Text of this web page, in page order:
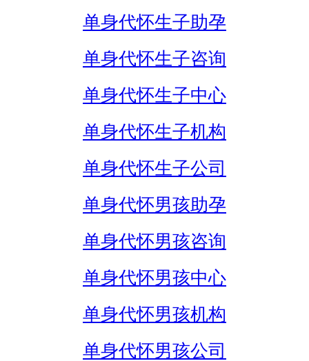
单身代怀生子助孕
单身代怀生子咨询
单身代怀生子中心
单身代怀生子机构
单身代怀生子公司
单身代怀男孩助孕
单身代怀男孩咨询
单身代怀男孩中心
单身代怀男孩机构
单身代怀男孩公司